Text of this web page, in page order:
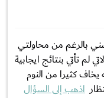
بالرغم من محاولتي
لم تأتي بنتائج ايجابية
كثيرا من النوم
اذهب إلى السؤال